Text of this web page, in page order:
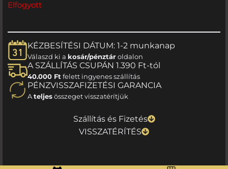
Elfogyott
KÉZBESÍTÉSI DÁTUM: 1-2 munkanap
Válaszd ki a kosár/pénztároldalon
A SZÁLLÍTÁS CSUPÁN 1.390 Ft-tól
40.000 Ft felett ingyenes szállítás
PÉNZVISSZAFIZETÉSI GARANCIA
Ateljesösszeget visszatérítjük
Szállítás és Fizetés
VISSZATÉRÍTÉS